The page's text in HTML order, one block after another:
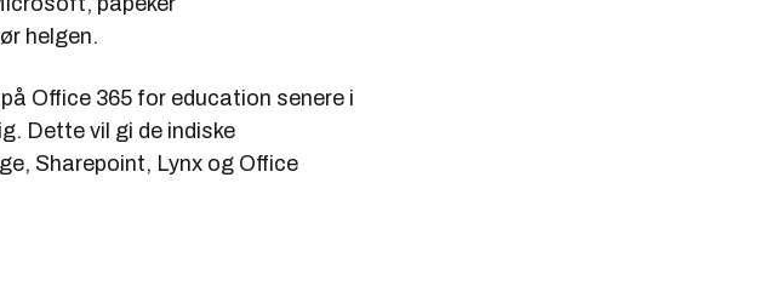
helgen.
Office 365 for education senere i
Dette vil gi de indiske
Sharepoint, Lynx og Office